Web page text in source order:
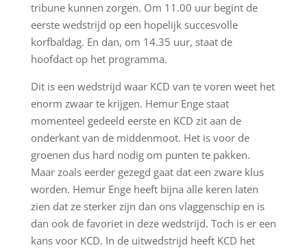
tribune kunnen zorgen. Om 11.00 uur begint de
eerste wedstrijd op een hopelijk succesvolle
korfbaldag. En dan, om 14.35 uur, staat de
hoofdact op het programma.
Dit is een wedstrijd waar KCD van te voren weet het
enorm zwaar te krijgen. Hemur Enge staat
momenteel gedeeld eerste en KCD zit aan de
onderkant van de middenmoot. Het is voor de
groenen dus hard nodig om punten te pakken.
Maar zoals eerder gezegd gaat dat een zware klus
worden. Hemur Enge heeft bijna alle keren laten
zien dat ze sterker zijn dan ons vlaggenschip en is
dan ook de favoriet in deze wedstrijd. Toch is er een
kans voor KCD. In de uitwedstrijd heeft KCD het